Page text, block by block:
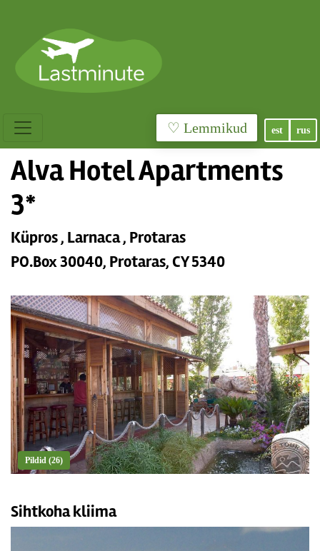
♡ Lemmikud est rus
Alva Hotel Apartments
3*
Küpros , Larnaca , Protaras
PO.Box 30040, Protaras, CY 5340
Pildid (26)
Sihtkoha kliima